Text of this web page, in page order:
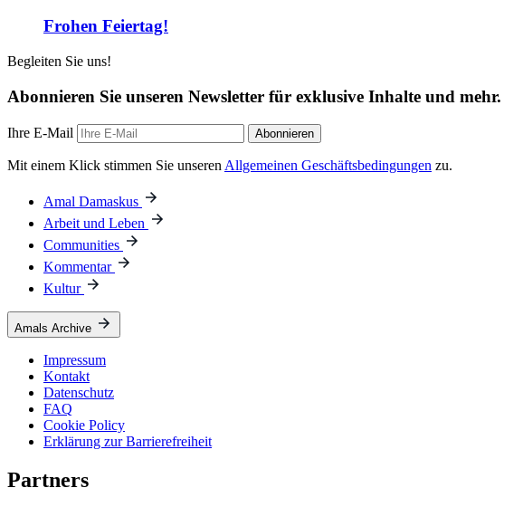
Frohen Feiertag!
Begleiten Sie uns!
Abonnieren Sie unseren Newsletter für exklusive Inhalte und mehr.
Ihre E-Mail Abonnieren
Mit einem Klick stimmen Sie unseren Allgemeinen Geschäftsbedingungen zu.
Amal Damaskus
Arbeit und Leben
Communities
Kommentar
Kultur
Amals Archive
Impressum
Kontakt
Datenschutz
FAQ
Cookie Policy
Erklärung zur Barrierefreiheit
Partners